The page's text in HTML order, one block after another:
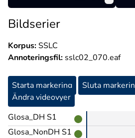
Bildserier
Korpus:SSLC
Annoteringsfil: sslc02_070.eaf
Starta markering Sluta
Ändra videovyer
Glosa_DH S1
Glosa_NonDH S1